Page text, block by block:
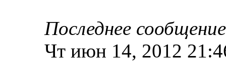
Последнее сообщение
Чт июн 14, 2012